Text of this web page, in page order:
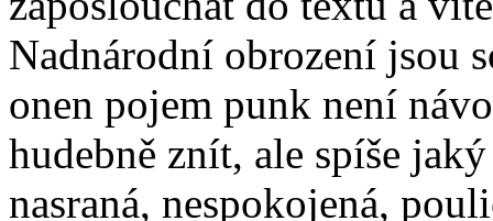
Nadnárodní obrození jsou
onen pojem punk není
hudebně znít, ale spíše
nasraná, nespokojená,